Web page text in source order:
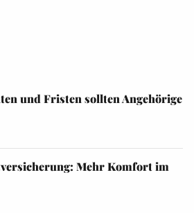
und Fristen sollten Angehörige
Mehr Komfort im